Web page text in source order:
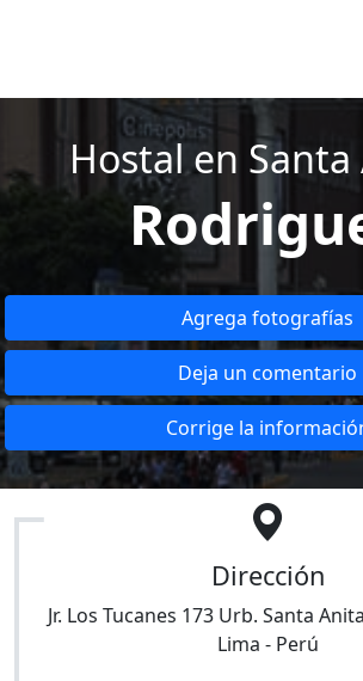
Hostal en
Agrega fotografías
Deja un comentario
Corrige la
Dirección
Jr. Los Tucanes 173 Urb. Santa Anita
Lima - Perú